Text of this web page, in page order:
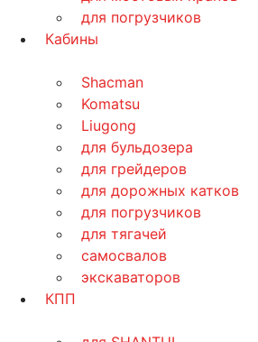
для погрузчиков
Кабины
Shacman
Komatsu
Liugong
для бульдозера
для грейдеров
для дорожных катков
для погрузчиков
для тягачей
самосвалов
экскаваторов
КПП